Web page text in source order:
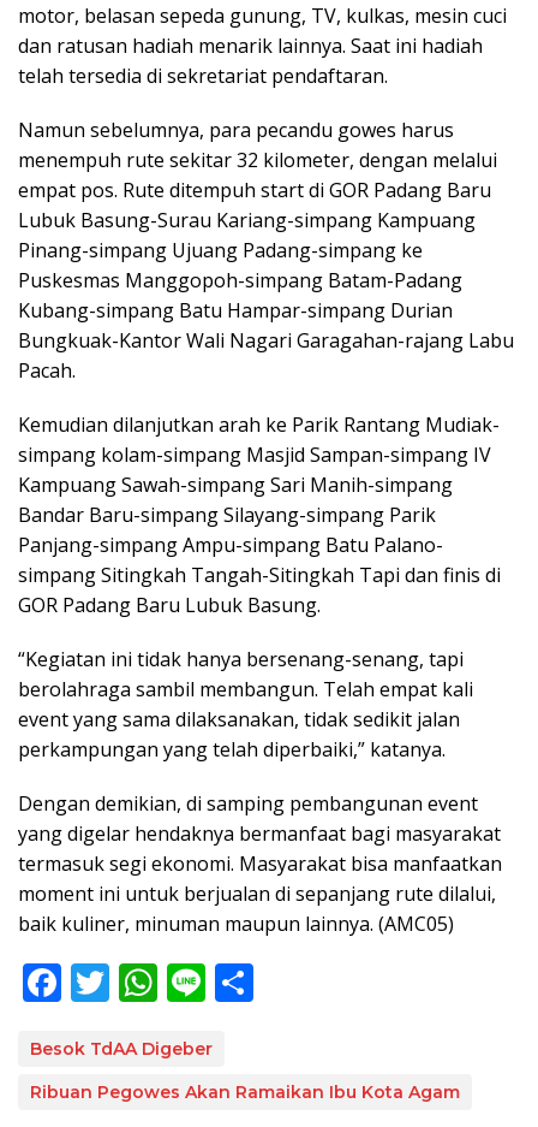
motor, belasan sepeda gunung, TV, kulkas, mesin cuci
dan ratusan hadiah menarik lainnya. Saat ini hadiah
telah tersedia di sekretariat pendaftaran.
Namun sebelumnya, para pecandu gowes harus
menempuh rute sekitar 32 kilometer, dengan melalui
empat pos. Rute ditempuh start di GOR Padang Baru
Lubuk Basung-Surau Kariang-simpang Kampuang
Pinang-simpang Ujuang Padang-simpang ke
Puskesmas Manggopoh-simpang Batam-Padang
Kubang-simpang Batu Hampar-simpang Durian
Bungkuak-Kantor Wali Nagari Garagahan-rajang Labu
Pacah.
Kemudian dilanjutkan arah ke Parik Rantang Mudiak-
simpang kolam-simpang Masjid Sampan-simpang IV
Kampuang Sawah-simpang Sari Manih-simpang
Bandar Baru-simpang Silayang-simpang Parik
Panjang-simpang Ampu-simpang Batu Palano-
simpang Sitingkah Tangah-Sitingkah Tapi dan finis di
GOR Padang Baru Lubuk Basung.
“Kegiatan ini tidak hanya bersenang-senang, tapi
berolahraga sambil membangun. Telah empat kali
event yang sama dilaksanakan, tidak sedikit jalan
perkampungan yang telah diperbaiki,” katanya.
Dengan demikian, di samping pembangunan event
yang digelar hendaknya bermanfaat bagi masyarakat
termasuk segi ekonomi. Masyarakat bisa manfaatkan
moment ini untuk berjualan di sepanjang rute dilalui,
baik kuliner, minuman maupun lainnya. (AMC05)
F
e
b
T
itt
er
W
at
s
Li
e
e
Besok TdAA Digeber
Ribuan Pegowes Akan Ramaikan Ibu Kota Agam